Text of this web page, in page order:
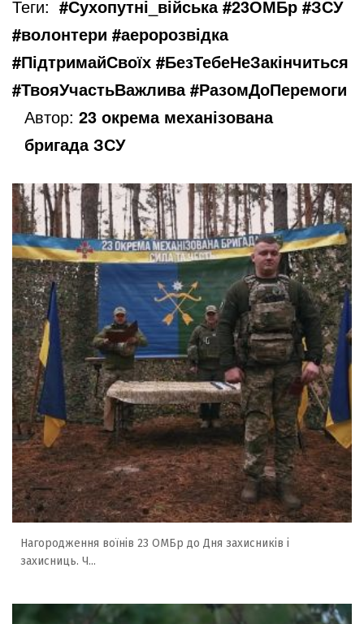
Теги: #Сухопутні_війська #23ОМБр #ЗСУ
#волонтери #аеророзвідка
#ПідтримайСвоїх #БезТебеНеЗакінчиться
#ТвояУчастьВажлива #РазомДоПеремоги
Автор: 23 окрема механізована
бригада ЗСУ
Нагородження воїнів 23 ОМБр до Дня захисників і
захисниць. Ч...